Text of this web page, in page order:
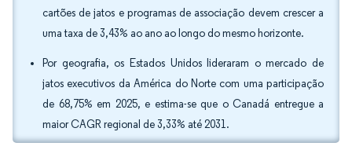
cartões de jatos e programas de associação devem crescer a
uma taxa de 3,43% ao ano ao longo do mesmo horizonte.
Por geografia, os Estados Unidos lideraram o mercado de
jatos executivos da América do Norte com uma participação
de 68,75% em 2025, e estima-se que o Canadá entregue a
maior CAGR regional de 3,33% até 2031.